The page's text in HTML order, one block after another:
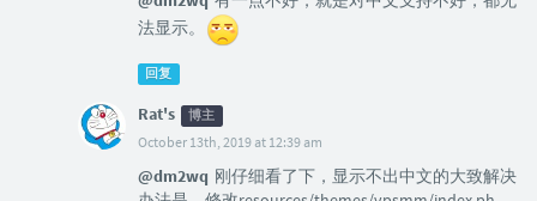
法显示。
回复
Rat's 博主
October 13th, 2019 at 12:39 am
@dm2wq 刚仔细看了下，显示不出中文的大致解决